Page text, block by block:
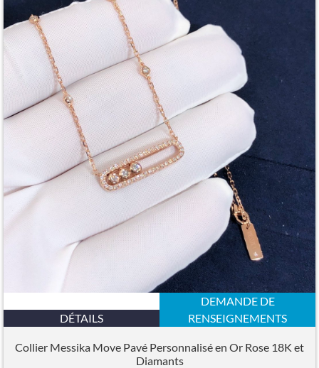
DÉTAILS
DEMANDE DE
RENSEIGNEMENTS
Collier Messika Move Pavé Personnalisé en Or Rose 18K et
Diamants